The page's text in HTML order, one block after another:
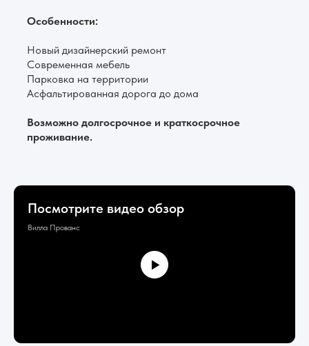
Особенности:
Новый дизайнерский ремонт
Современная мебель
Парковка на территории
Асфальтированная дорога до дома
Возможно долгосрочное и краткосрочное
проживание.
Посмотрите видео обзор
Вилла Прованс